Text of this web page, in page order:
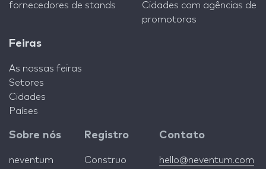
fornecedores de stands
Cidades com agências de
promotoras
Feiras
As nossas feiras
Setores
Cidades
Países
Sobre nós
neventum
Registro
Construo
Contato
hello@neventum.com